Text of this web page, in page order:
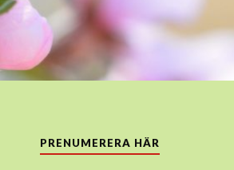
PRENUMERERA HÄR